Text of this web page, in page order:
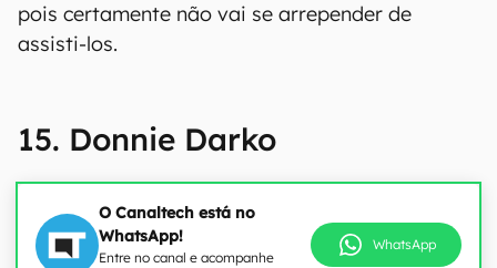
pois certamente não vai se arrepender de
assisti-los.
15. Donnie Darko
O Canaltech está no
WhatsApp!
Entre no canal e acompanhe
WhatsApp